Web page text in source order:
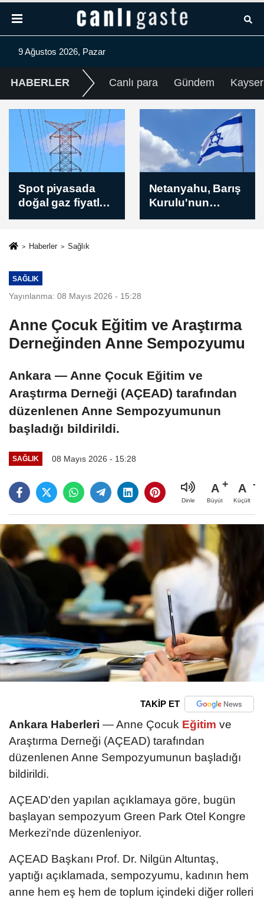
9 Ağustos 2026, Pazar
HABERLER Canlı para Gündem
Netanyahu, Barış
Kurulu'nun
açıkladığı
ateşkesin ikinci
reddettiklerini
açıkladı
Husiler, Yemen'in
güneybatısındaki
El-Muha bölgesini
Haberler Sağlık
SAĞLIK
Yayınlanma: 08 Mayıs 2026 - 15:28
Anne Çocuk Eğitim ve Araştırma
Derneğinden Anne Sempozyumu
Ankara — Anne Çocuk Eğitim ve
Araştırma Derneği (AÇEAD) tarafından
düzenlenen Anne Sempozyumunun
başladığı bildirildi.
SAĞLIK 08 Mayıs 2026 - 15:28
Dinle
A
Büyüt
A
Küçült
TAKİP ET
Ankara Haberleri — Anne Çocuk Eğitim ve
Araştırma Derneği (AÇEAD) tarafından
düzenlenen Anne Sempozyumunun başladığı
bildirildi.
AÇEAD'den yapılan açıklamaya göre, bugün
başlayan sempozyum Green Park Otel Kongre
Merkezi'nde düzenleniyor.
AÇEAD Başkanı Prof. Dr. Nilgün Altuntaş,
yaptığı açıklamada, sempozyumu, kadının hem
anne hem eş hem de toplum içindeki diğer rolleri